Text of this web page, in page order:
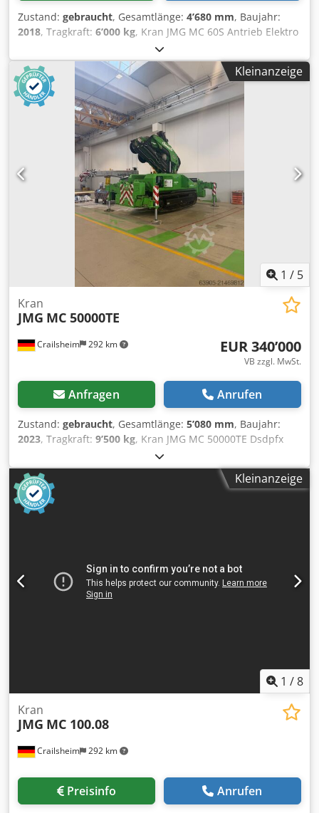
Zustand: gebraucht, Gesamtlänge: 4’680 mm, Baujahr:
2018, Tragkraft: 6’000 kg, Kran JMG MC 60S Antrieb Elektro
Baujahr 2018 Tragkraft (kg) 6.000 Dkodpfxjzrp Hzj Aqrjr
Kleinanzeige
1 / 5
Crailsheim 292 km
Kran
JMG MC 50000TE
EUR 340’000
VB zzgl. MwSt.
Anfragen Anrufen
Zustand: gebraucht, Gesamtlänge: 5’080 mm, Baujahr:
2023, Tragkraft: 9’500 kg, Kran JMG MC 50000TE Dsdpfx
Aqsythxysrokr Antrieb Elektro Baujahr 2023 Tragkraft (kg)
9.500
Kleinanzeige
1 /8
Crailsheim 292 km
Kran
JMG MC 100.08
Preisinfo Anrufen